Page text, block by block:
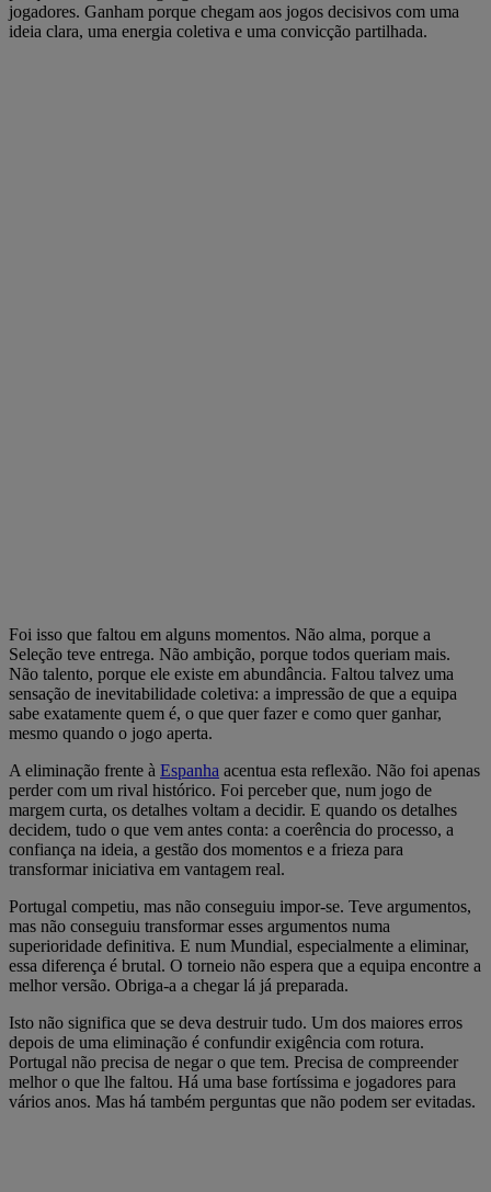
jogadores. Ganham porque chegam aos jogos decisivos com uma
ideia clara, uma energia coletiva e uma convicção partilhada.
Foi isso que faltou em alguns momentos. Não alma, porque a
Seleção teve entrega. Não ambição, porque todos queriam mais.
Não talento, porque ele existe em abundância. Faltou talvez uma
sensação de inevitabilidade coletiva: a impressão de que a equipa
sabe exatamente quem é, o que quer fazer e como quer ganhar,
mesmo quando o jogo aperta.
A eliminação frente à Espanha acentua esta reflexão. Não foi apenas
perder com um rival histórico. Foi perceber que, num jogo de
margem curta, os detalhes voltam a decidir. E quando os detalhes
decidem, tudo o que vem antes conta: a coerência do processo, a
confiança na ideia, a gestão dos momentos e a frieza para
transformar iniciativa em vantagem real.
Portugal competiu, mas não conseguiu impor-se. Teve argumentos,
mas não conseguiu transformar esses argumentos numa
superioridade definitiva. E num Mundial, especialmente a eliminar,
essa diferença é brutal. O torneio não espera que a equipa encontre a
melhor versão. Obriga-a a chegar lá já preparada.
Isto não significa que se deva destruir tudo. Um dos maiores erros
depois de uma eliminação é confundir exigência com rotura.
Portugal não precisa de negar o que tem. Precisa de compreender
melhor o que lhe faltou. Há uma base fortíssima e jogadores para
vários anos. Mas há também perguntas que não podem ser evitadas.